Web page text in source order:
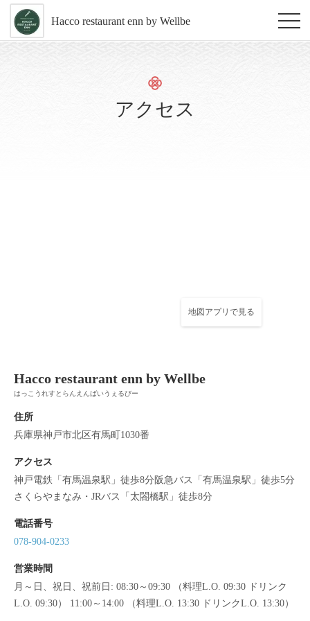
Hacco restaurant enn by Wellbe
アクセス
地図アプリで見る
Hacco restaurant enn by Wellbe
はっこうれすとらんえんばいうぇるびー
住所
兵庫県神戸市北区有馬町1030番
アクセス
神戸電鉄「有馬温泉駅」徒歩8分阪急バス「有馬温泉駅」徒歩5分
さくらやまなみ・JRバス「太閤橋駅」徒歩8分
電話番号
078-904-0233
営業時間
月～日、祝日、祝前日: 08:30～09:30 （料理L.O. 09:30 ドリンク
L.O. 09:30） 11:00～14:00 （料理L.O. 13:30 ドリンクL.O. 13:30）
アクセス | Hacco restaurant enn by Wellbe
https://haccorestaurant-enn.owst.jp/map